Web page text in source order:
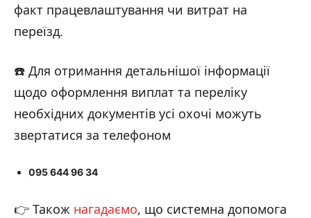
факт працевлаштування чи витрат на
переїзд.
☎️ Для отримання детальнішої інформації
щодо оформлення виплат та переліку
необхідних документів усі охочі можуть
звертатися за телефоном
095 644 96 34
👉 Також нагадаємо, що системна допомога